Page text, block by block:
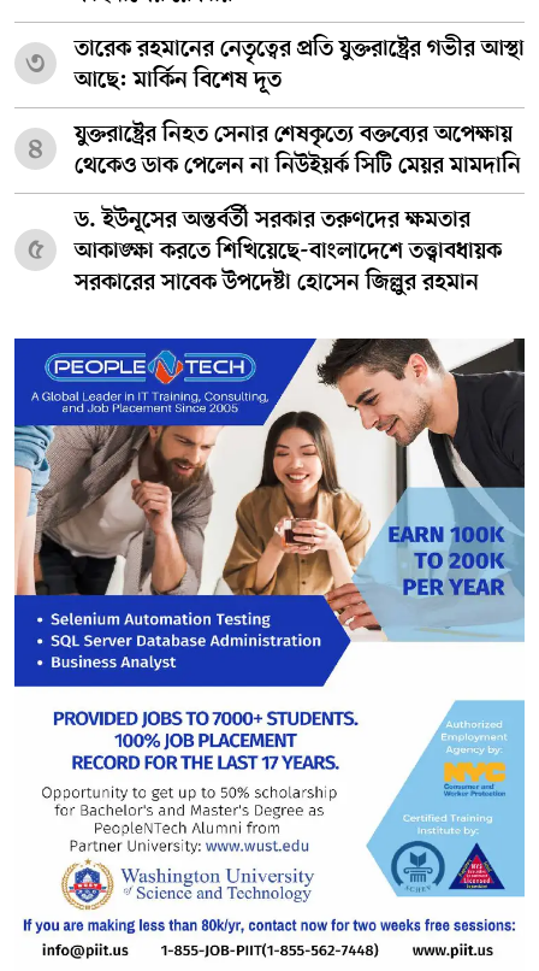
৩
তারেক রহমানের নেতৃত্বের প্রতি যুক্তরাষ্ট্রের গভীর আস্থা
আছে: মার্কিন বিশেষ দূত
৪
যুক্তরাষ্ট্রের নিহত সেনার শেষকৃত্যে বক্তব্যের অপেক্ষায়
থেকেও ডাক পেলেন না নিউইয়র্ক সিটি মেয়র মামদানি
৫
ড. ইউনূসের অন্তর্বর্তী সরকার তরুণদের ক্ষমতার
আকাঙ্ক্ষা করতে শিখিয়েছে-বাংলাদেশে তত্ত্বাবধায়ক
সরকারের সাবেক উপদেষ্টা হোসেন জিল্লুর রহমান